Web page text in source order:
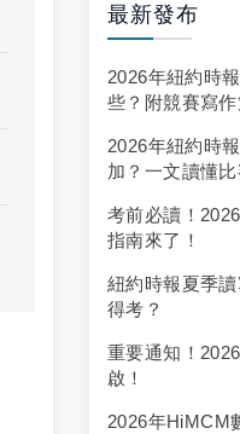
最新發布
2026年紐約時
些？附競賽寫作
2026年紐約時
加？一文讀懂比
考前必讀！
指南來了！
紐約時報夏季
得考？
重要通知！
啟！
2026年HiMCM